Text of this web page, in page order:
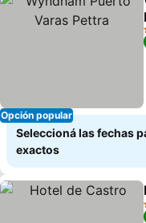
Opción popular
Seleccioná las fechas
exactos